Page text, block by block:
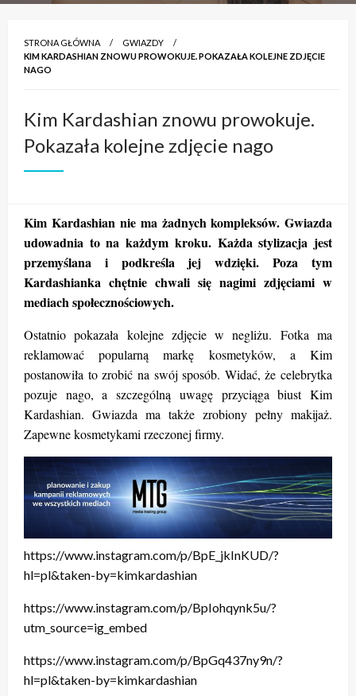
STRONA GŁÓWNA
GWIAZDY
KIM KARDASHIAN ZNOWU PROWOKUJE. POKAZAŁA KOLEJNE ZDJĘCIE
NAGO
Kim Kardashian znowu prowokuje.
Pokazała kolejne zdjęcie nago
Kim Kardashian nie ma żadnych kompleksów. Gwiazda
udowadnia to na każdym kroku. Każda stylizacja jest
przemyślana i podkreśla jej wdzięki. Poza tym
Kardashianka chętnie chwali się nagimi zdjęciami w
mediach społecznościowych.
Ostatnio pokazała kolejne zdjęcie w negliżu. Fotka ma
reklamować popularną markę kosmetyków, a Kim
postanowiła to zrobić na swój sposób. Widać, że celebrytka
pozuje nago, a szczególną uwagę przyciąga biust Kim
Kardashian. Gwiazda ma także zrobiony pełny makijaż.
Zapewne kosmetykami rzeczonej firmy.
https://www.instagram.com/p/BpE_jkInKUD/?
hl=pl&taken-by=kimkardashian
https://www.instagram.com/p/BpIohqynk5u/?
utm_source=ig_embed
https://www.instagram.com/p/BpGq437ny9n/?
hl=pl&taken-by=kimkardashian